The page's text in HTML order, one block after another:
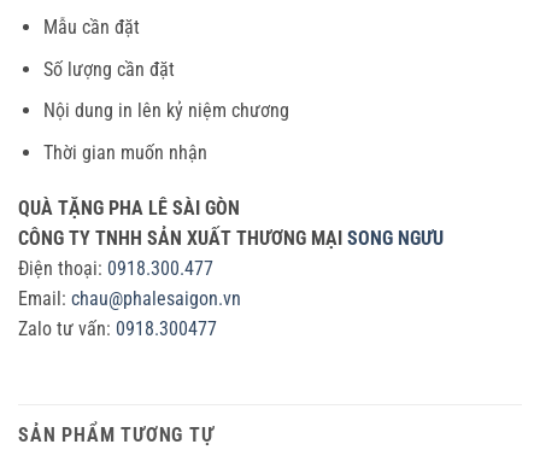
Mẫu cần đặt
Số lượng cần đặt
Nội dung in lên kỷ niệm chương
Thời gian muốn nhận
QUÀ TẶNG PHA LÊ SÀI GÒN
CÔNG TY TNHH SẢN XUẤT THƯƠNG MẠI SONG NGƯU
Điện thoại: 0918.300.477
Email: chau@phalesaigon.vn
Zalo tư vấn: 0918.300477
SẢN PHẨM TƯƠNG TỰ